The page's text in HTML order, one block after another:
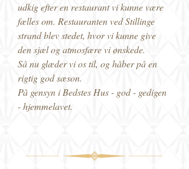
udkig efter en restaurant vi kunne være
fælles om. Restauranten ved Stillinge
strand blev stedet, hvor vi kunne give
den sjæl og atmosfære vi ønskede.
Så nu glæder vi os til, og håber på en
rigtig god sæson.
På gensyn i Bedstes Hus - god - gedigen
- hjemmelavet.